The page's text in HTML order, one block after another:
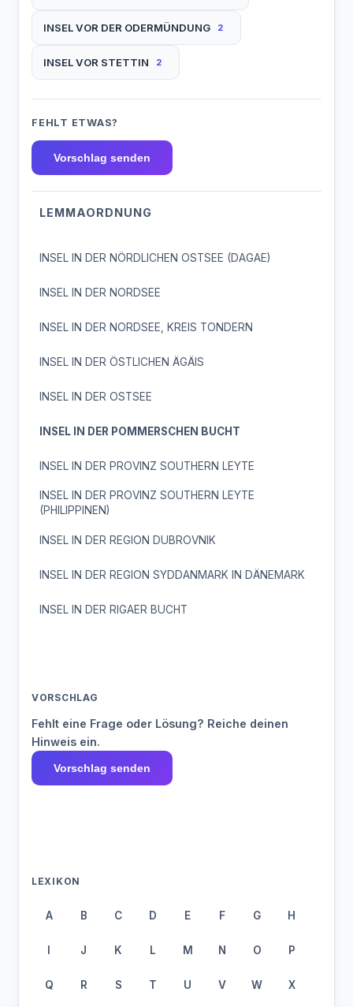
INSEL VOR DER ODERMÜNDUNG 2
INSEL VOR STETTIN 2
FEHLT ETWAS?
Vorschlag senden
LEMMAORDNUNG
INSEL IN DER NÖRDLICHEN OSTSEE (DAGAE)
INSEL IN DER NORDSEE
INSEL IN DER NORDSEE, KREIS TONDERN
INSEL IN DER ÖSTLICHEN ÄGÄIS
INSEL IN DER OSTSEE
INSEL IN DER POMMERSCHEN BUCHT
INSEL IN DER PROVINZ SOUTHERN LEYTE
INSEL IN DER PROVINZ SOUTHERN LEYTE
(PHILIPPINEN)
INSEL IN DER REGION DUBROVNIK
INSEL IN DER REGION SYDDANMARK IN DÄNEMARK
INSEL IN DER RIGAER BUCHT
VORSCHLAG
Fehlt eine Frage oder Lösung? Reiche deinen
Hinweis ein.
Vorschlag senden
LEXIKON
A B C D E F G H
I J K L M N O P
Q R S T U V W X